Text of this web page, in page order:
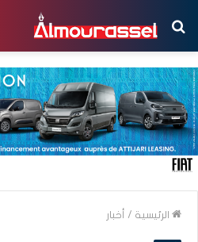
بحث
عن
الرئيسية / أخبار